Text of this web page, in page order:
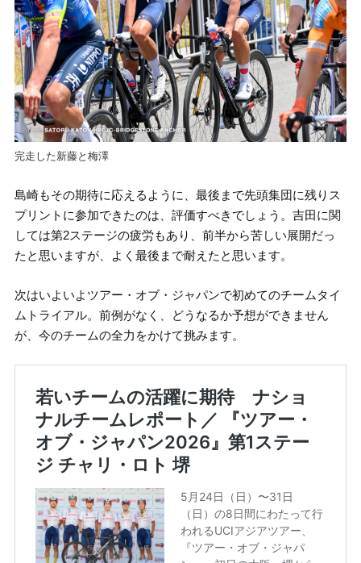
完走した新藤と梅澤
島崎もその期待に応えるように、最後まで先頭集団に残りス
プリントに参加できたのは、評価すべきでしょう。吉田に関
しては第2ステージの疲労もあり、前半から苦しい展開だっ
たと思いますが、よく最後まで耐えたと思います。
次はいよいよツアー・オブ・ジャパンで初めてのチームタイ
ムトライアル。前例がなく、どうなるか予想ができません
が、今のチームの全力をかけて挑みます。